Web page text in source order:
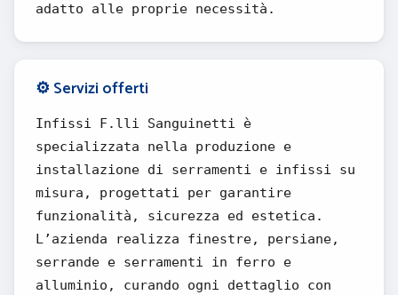
adatto alle proprie necessità.
⚙️ Servizi offerti
Infissi F.lli Sanguinetti è
specializzata nella produzione e
installazione di serramenti e infissi su
misura, progettati per garantire
funzionalità, sicurezza ed estetica.
L’azienda realizza finestre, persiane,
serrande e serramenti in ferro e
alluminio, curando ogni dettaglio con